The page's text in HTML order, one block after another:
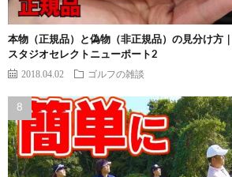
本物（正規品）と偽物（非正規品）の見分け方
スタジオセレクトニューポート2
2018.04.02 ゴルフの雑談